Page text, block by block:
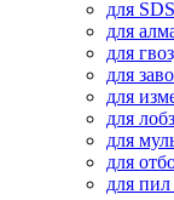
для
для
для
для
для
для
для
для
для